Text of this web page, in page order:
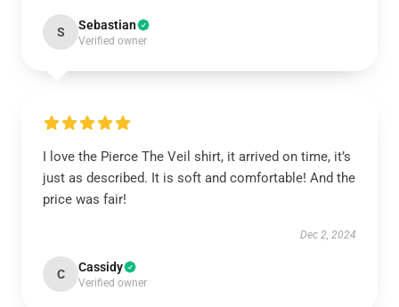
S Sebastian
Verified owner
I love the Pierce The Veil shirt, it arrived on time, it’s
just as described. It is soft and comfortable! And the
price was fair!
Dec 2, 2024
C Cassidy
Verified owner